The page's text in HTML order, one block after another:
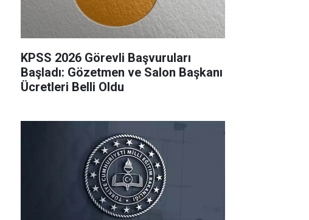
KPSS 2026 Görevli Başvuruları
Başladı: Gözetmen ve Salon Başkanı
Ücretleri Belli Oldu